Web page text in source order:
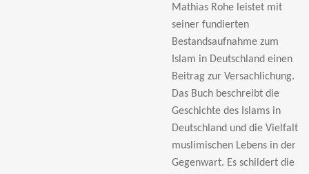
Mathias Rohe leistet mit
seiner fundierten
Bestandsaufnahme zum
Islam in Deutschland einen
Beitrag zur Versachlichung.
Das Buch beschreibt die
Geschichte des Islams in
Deutschland und die Vielfalt
muslimischen Lebens in der
Gegenwart. Es schildert die